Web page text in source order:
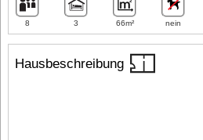
Hausbeschreibung
8 3 66m² nein